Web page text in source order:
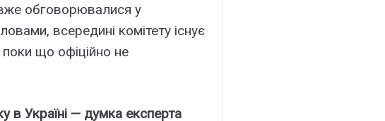
вже обговорювалися у
всередині комітету існує
поки що офіційно не
в Україні — думка експерта